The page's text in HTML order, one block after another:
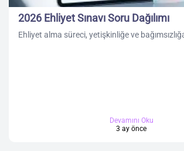
2026 Ehliyet Sınavı Soru Dağılımı
Ehliyet alma süreci, yetişkinliğe ve
Devamını Oku
3 ay önce